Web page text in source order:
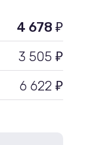
4 678 ₽
3 505 ₽
6 622 ₽